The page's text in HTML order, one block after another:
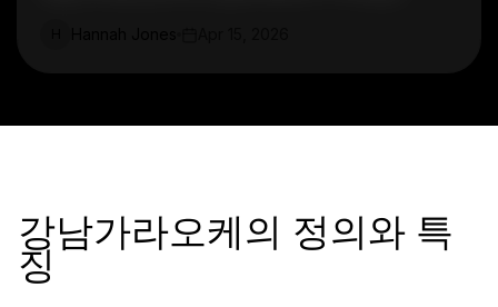
강남가라오케의 정의와 특
징